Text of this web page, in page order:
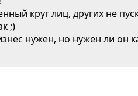
круг лиц, других не
;)
нужен, но нужен ли он